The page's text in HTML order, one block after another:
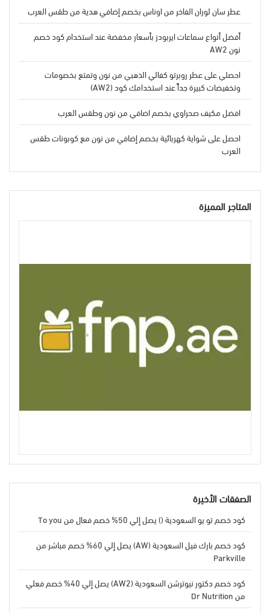
عطر سان لوران الفاخر من اوناس بخصم إضافي هدية من طقس العرب
أفضل أنواع سماعات ايربودز بأسعار مخفضة عند استخدام كود خصم
نون AW2
احصلي على عطر روبرتو كفالي الذهبي من نون وتمتع بخصومات
وتخفيضات كبيرة جداً عند استخدامك كود (AW2)
افضل مكيف صحراوي بخصم اضافي من نون وطقس العرب
احصل على شواية كهربائية بخصم إضافي من نون مع كوبونات طقس
العرب
المتاجر المميزة
الصفقات الأخيرة
كود خصم تو يو السعودية () يصل إلي 50% خصم فعال من To you
كود خصم بارك فيل السعودية (AW) يصل إلي 60% خصم مباشر من
Parkville
كود خصم دكتور نيوترشن السعودية (AW2) يصل إلي 40% خصم فعلي
من Dr Nutrition